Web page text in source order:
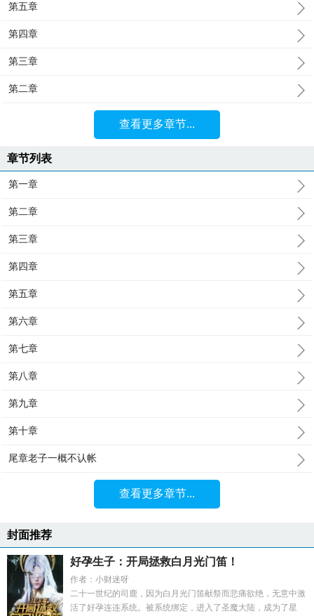
第五章
第四章
第三章
第二章
查看更多章节...
章节列表
第一章
第二章
第三章
第四章
第五章
第六章
第七章
第八章
第九章
第十章
尾章老子一概不认帐
查看更多章节...
封面推荐
好孕生子：开局拯救白月光门笛！
作者：小财迷呀
二十一世纪的司鹿，因为白月光门笛献祭而悲痛欲绝，无意中激
活了好孕连连系统。被系统绑定，进入了圣魔大陆，成为了星